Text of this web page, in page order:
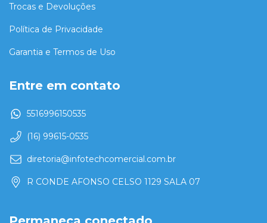
Trocas e Devoluções
Política de Privacidade
Garantia e Termos de Uso
Entre em contato
5516996150535
(16) 99615-0535
diretoria@infotechcomercial.com.br
R CONDE AFONSO CELSO 1129 SALA 07